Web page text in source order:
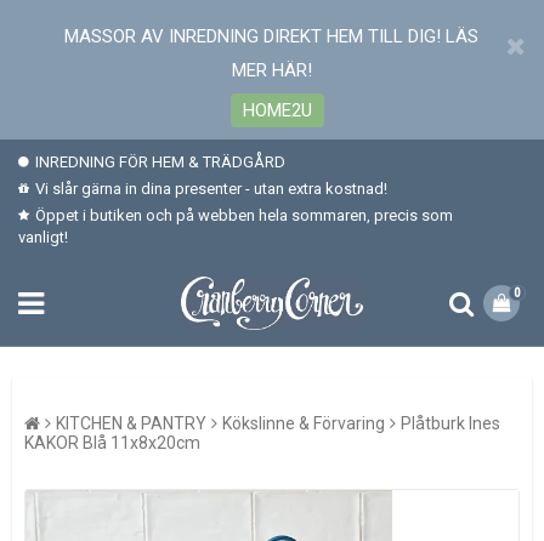
MASSOR AV INREDNING DIREKT HEM TILL DIG! LÄS
MER HÄR!
HOME2U
INREDNING FÖR HEM & TRÄDGÅRD
Vi slår gärna in dina presenter - utan extra kostnad!
Öppet i butiken och på webben hela sommaren, precis som
vanligt!
0
KITCHEN & PANTRY Kökslinne & Förvaring
Plåtburk Ines
KAKOR Blå 11x8x20cm